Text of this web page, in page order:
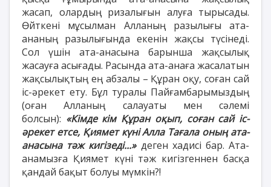
жасап, олардың ризалығын алуға тырысады.
Өйткені мұсылман Алланың разылығы ата-
ананың разылығында екенін жақсы түсінеді.
Сол үшін ата-анасына барынша жақсылық
жасауға асығады. Расында ата-анаға жасалатын
жақсылықтың ең абзалы – Құран оқу, соған сай
іс-әрекет ету. Бұл туралы Пайғамбарымыздың
(оған Алланың салауаты мен сәлемі
болсын): «Кімде кім Құран оқып, соған сай іс-
әрекет етсе, Қиямет күні Алла Тағала оның ата-
анасына тәж кигізеді...» деген хадисі бар. Ата-
анамызға Қиямет күні тәж кигізгеннен басқа
қандай бақыт болуы мүмкін?!